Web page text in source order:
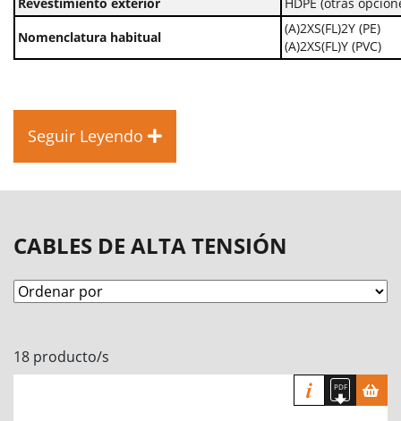
Nomenclatura habitual
(A)2XS(FL)2Y (PE)
(A)2XS(FL)Y (PVC)
Seguir Leyendo
CABLES DE ALTA TENSIÓN
18 producto/s